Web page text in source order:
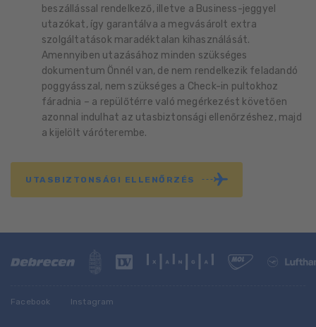
beszállással rendelkező, illetve a Business-jeggyel
utazókat, így garantálva a megvásárolt extra
szolgáltatások maradéktalan kihasználását.
Amennyiben utazásához minden szükséges
dokumentum Önnél van, de nem rendelkezik feladandó
poggyásszal, nem szükséges a Check-in pultokhoz
fáradnia – a repülőtérre való megérkezést követően
azonnal indulhat az utasbiztonsági ellenőrzéshez, majd
a kijelölt váróterembe.
UTASBIZTONSÁGI ELLENŐRZÉS
Facebook Instagram